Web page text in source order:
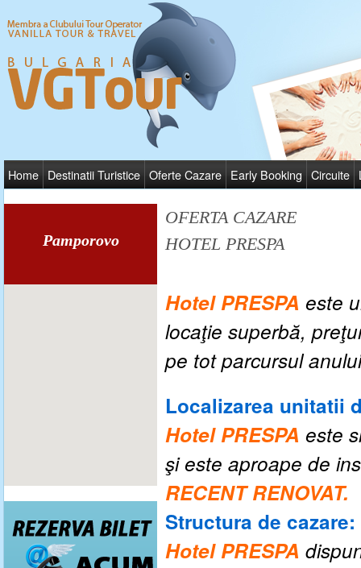
Home Destinatii Turistice Oferte Cazare Early Booking Circuite
Pamporovo
OFERTA CAZARE
HOTEL PRESPA
Hotel PRESPA este
locaţie superbă,
pe tot parcursul
Localizarea unitatii
Hotel PRESPA este
şi este aproape de
RECENT RENOVAT.
Structura de cazare:
Hotel PRESPA